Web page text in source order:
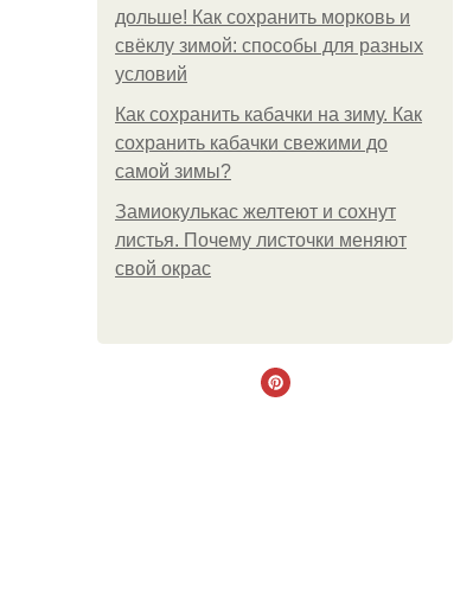
дольше! Как сохранить морковь и
свёклу зимой: способы для разных
условий
Как сохранить кабачки на зиму. Как
сохранить кабачки свежими до
самой зимы?
Замиокулькас желтеют и сохнут
листья. Почему листочки меняют
свой окрас